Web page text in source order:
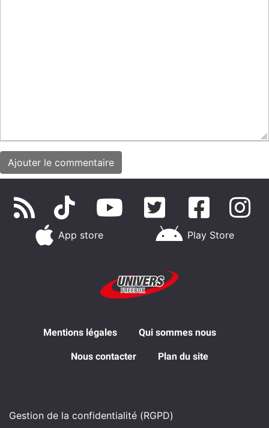
App store Play Store
Mentions légales Qui sommes nous
Nous contacter Plan du site
Gestion de la confidentialité (RGPD)